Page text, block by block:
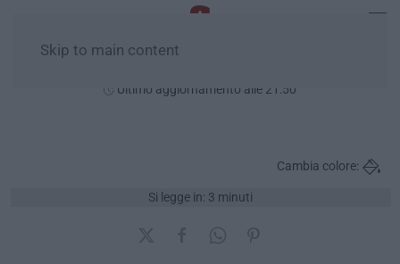
Skip to main content
Ultimo aggiornamento alle 21:50
Si legge in: 3 minuti
Cambia colore: